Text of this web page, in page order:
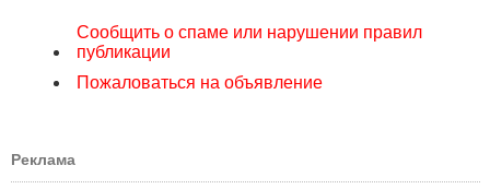
Сообщить о спаме или нарушении правил
публикации
Пожаловаться на объявление
Реклама